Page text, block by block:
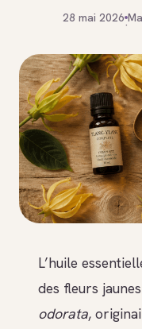
28 mai 2026
·
L’huile
des fleurs
odorata,